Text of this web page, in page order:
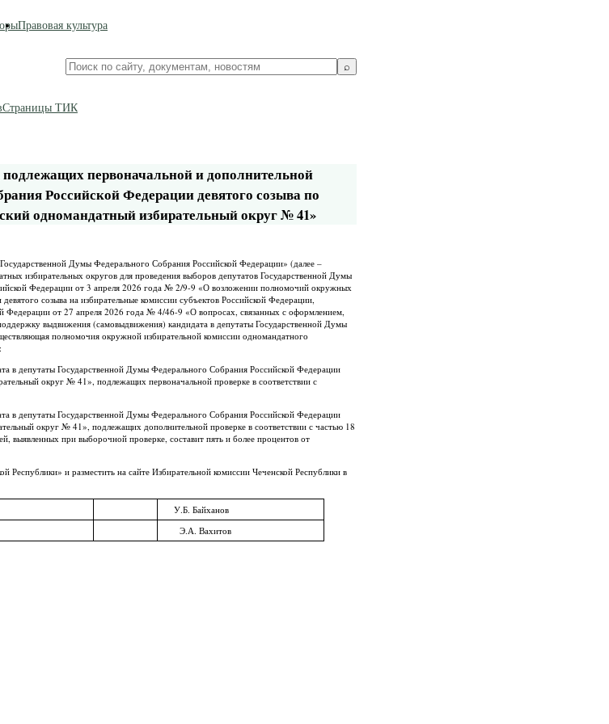
Правовая культура
Поиск
по
⌕
Страницы ТИК
первоначальной и дополнительной
Российской Федерации девятого созыва по
одномандатный избирательный округ № 41»
Думы Федерального Собрания Российской Федерации» (далее –
избирательных округов для проведения выборов депутатов Государственной Думы
Федерации от 3 апреля 2026 года № 2/9-9 «О возложении полномочий окружных
созыва на избирательные комиссии субъектов Российской Федерации,
Федерации от 27 апреля 2026 года № 4/46-9 «О вопросах, связанных с оформлением,
выдвижения (самовыдвижения) кандидата в депутаты Государственной Думы
полномочия окружной избирательной комиссии одномандатного
в депутаты Государственной Думы Федерального Собрания Российской Федерации
округ № 41», подлежащих первоначальной проверке в соответствии с
в депутаты Государственной Думы Федерального Собрания Российской Федерации
округ № 41», подлежащих дополнительной проверке в соответствии с частью 18
выявленных при выборочной проверке, составит пять и более процентов от
и разместить на сайте Избирательной комиссии Чеченской Республики в
У.Б. Байханов
Э.А. Вахитов